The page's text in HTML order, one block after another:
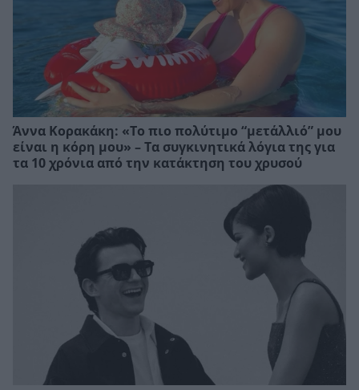
Άννα Κορακάκη: «Το πιο πολύτιμο “μετάλλιό” μου
είναι η κόρη μου» – Τα συγκινητικά λόγια της για
τα 10 χρόνια από την κατάκτηση του χρυσού